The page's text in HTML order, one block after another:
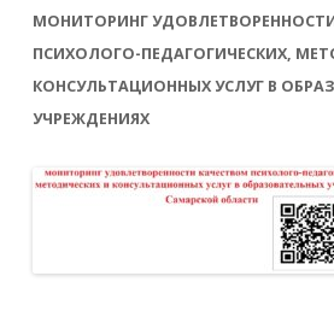
МОНИТОРИНГ
ПСИХОЛОГО-ПЕДАГОГИЧЕСКИХ,
КОНСУЛЬТАЦИОННЫХ УСЛУГ В
УЧРЕЖДЕНИЯХ